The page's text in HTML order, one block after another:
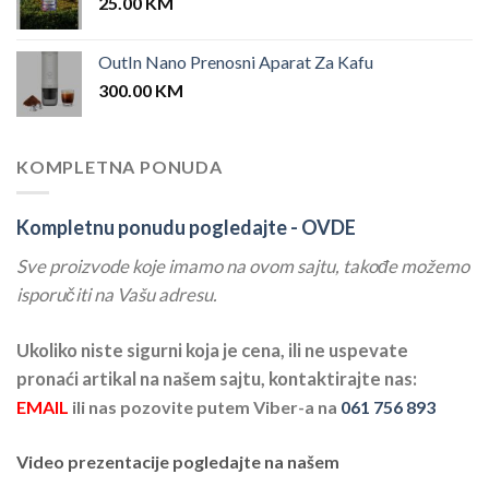
OutIn Nano Prenosni Aparat Za Kafu
300.00 KM
KOMPLETNA PONUDA
Kompletnu ponudu pogledajte - OVDE
Sve proizvode koje imamo na ovom sajtu, takođe možemo
isporučiti na Vašu adresu.
Ukoliko niste sigurni koja je cena, ili ne uspevate
pronaći artikal na našem sajtu, kontaktirajte nas:
EMAIL ili nas pozovite putem Viber-a na 061 756 893
Video prezentacije pogledajte na našem